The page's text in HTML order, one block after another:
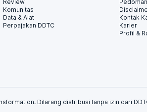
Review
Komunitas
Data & Alat
Perpajakan DDTC
Kontak
Karier
Profil &
Dilarang distribusi tanpa izin dari